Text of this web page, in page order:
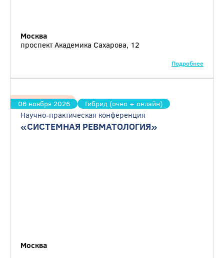
Москва
проспект Академика Сахарова, 12
Подробнее
06 ноября 2026 Гибрид (очно + онлайн)
Ревматология
Научно-практическая конференция
«СИСТЕМНАЯ РЕВМАТОЛОГИЯ»
Москва